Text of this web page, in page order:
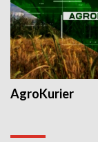
AgroKurier